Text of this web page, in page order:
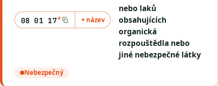
08 01 17* + název
nebo laků
obsahujících
organická
rozpouštědla nebo
jiné nebezpečné látky
Nebezpečný